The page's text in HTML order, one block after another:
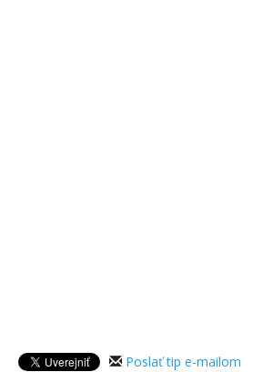
Poslať tip e-mailom